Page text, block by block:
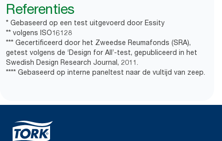
Referenties
* Gebaseerd op een test uitgevoerd door Essity
** volgens ISO16128
*** Gecertificeerd door het Zweedse Reumafonds (SRA),
getest volgens de ‘Design for All’-test, gepubliceerd in het
Swedish Design Research Journal, 2011.
**** Gebaseerd op interne paneltest naar de vultijd van zeep.